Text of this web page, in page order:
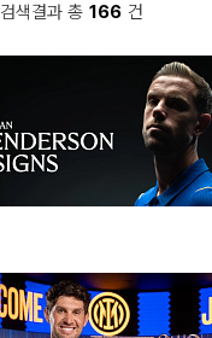
검색결과 총 166 건